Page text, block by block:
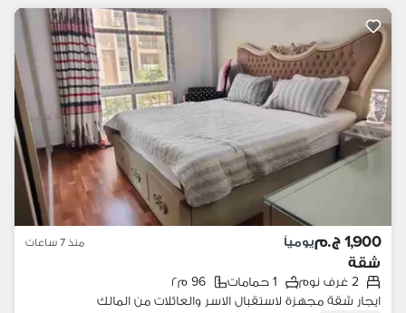
1,900 ج.م يومياً منذ 7 ساعات
شقة
2 غرف نوم 1 حمامات
96 م٢
ايجار شقة مجهزة لاستقبال الاسر والعائلات من المالك